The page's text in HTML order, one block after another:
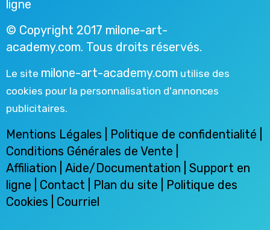
ligne
© Copyright 2017 milone-art-
academy.com. Tous droits réservés.
Le site milone-art-academy.com utilise des
cookies pour la personnalisation d'annonces
publicitaires.
Mentions Légales Politique de confidentialité
Conditions Générales de Vente
Affiliation
Aide/Documentation
Support en
ligne
Contact | Plan du site | Politique des
Cookies
Courriel